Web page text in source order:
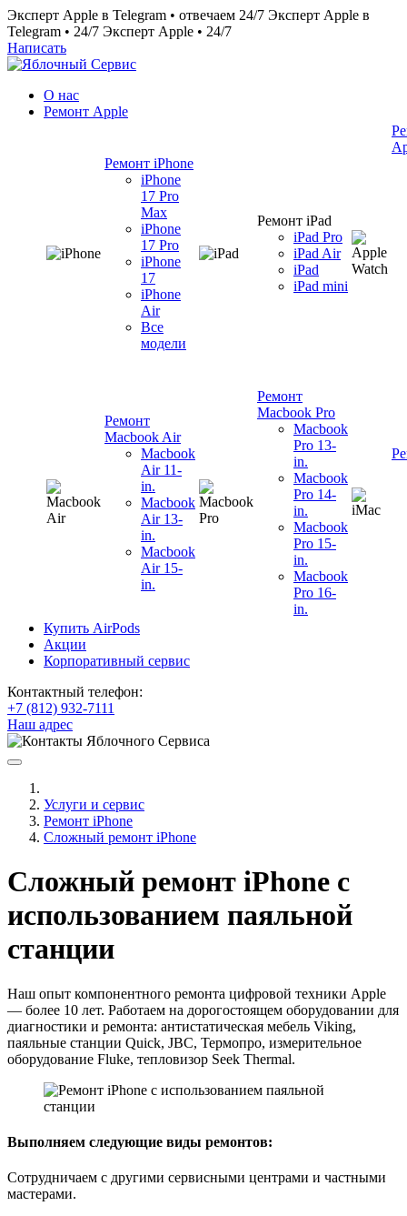
Эксперт Apple в Telegram • отвечаем 24/7 Эксперт Apple в
Telegram • 24/7 Эксперт Apple • 24/7
Написать
О нас
Ремонт Apple
Ремонт iPhone
iPhone
17 Pro
Max
iPhone
17 Pro
iPhone
17
iPhone
Air
Все
модели
Ремонт iPad
iPad Pro
iPad Air
iPad
iPad mini
Ремонт
Macbook Air
Macbook
Air 11-
in.
Macbook
Air 13-
in.
Macbook
Air 15-
in.
Ремонт
Macbook Pro
Macbook
Pro 13-
in.
Macbook
Pro 14-
in.
Macbook
Pro 15-
in.
Macbook
Pro 16-
in.
Купить AirPods
Акции
Корпоративный сервис
Контактный телефон:
+7 (812) 932-7111
Наш адрес
Услуги и сервис
Ремонт iPhone
Сложный ремонт iPhone
Сложный ремонт iPhone с
использованием паяльной
станции
Наш опыт компонентного ремонта цифровой техники Apple
— более 10 лет. Работаем на дорогостоящем оборудовании для
диагностики и ремонта: антистатическая мебель Viking,
паяльные станции Quick, JBC, Термопро, измерительное
оборудование Fluke, тепловизор Seek Thermal.
Выполняем следующие виды ремонтов:
Сотрудничаем с другими сервисными центрами и частными
мастерами.